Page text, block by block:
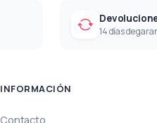
14 días de
INFORMACIÓN
Contacto